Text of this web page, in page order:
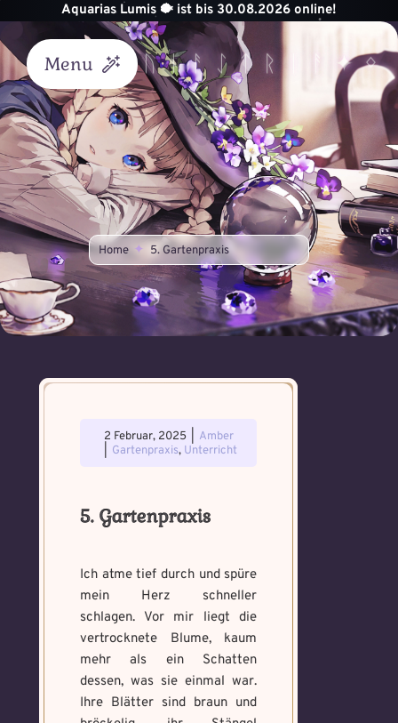
springen
Aquarias Lumis 🐡 ist bis 30.08.2026 online!
Menu
Start
Akademie
Unterricht
Helvik
Königreich
Astraea
Home 5. Gartenpraxis
2 Februar, 2025
Amber
Gartenpraxis, Unterricht
5. Gartenpraxis
Ich atme tief durch und spüre
mein Herz schneller
schlagen. Vor mir liegt die
vertrocknete Blume, kaum
mehr als ein Schatten
dessen, was sie einmal war.
Ihre Blätter sind braun und